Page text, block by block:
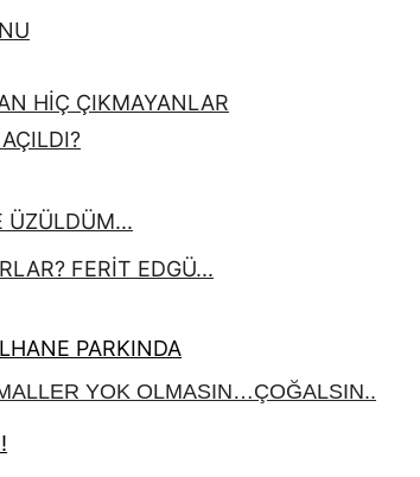
YOK OLMASIN…ÇOĞALSIN..
PARKINDA
ÜZÜLDÜM...
FERİT EDGÜ...
HİÇ ÇIKMAYANLAR